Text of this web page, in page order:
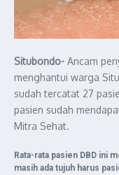
Situbondo- Ancam
menghantui warga
sudah tercatat 27
pasien sudah
Mitra Sehat.
Rata-rata pasien DBD ini
masih ada tujuh harus